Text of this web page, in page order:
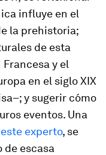
influye en el
la prehistoria;
de esta
y el
en el siglo XIX
y sugerir cómo
eventos. Una
experto, se
de escasa